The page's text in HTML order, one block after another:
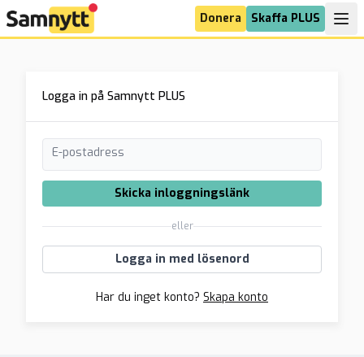
Donera Skaffa PLUS
Logga in på Samnytt PLUS
E-postadress
Skicka inloggningslänk
eller
Logga in med lösenord
Har du inget konto? Skapa konto